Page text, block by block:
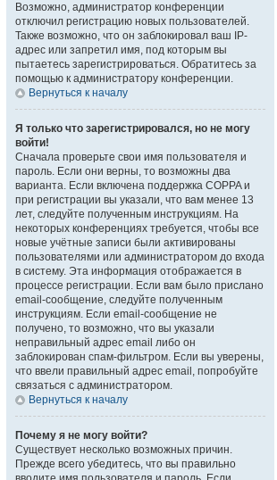
Возможно, администратор конференции
отключил регистрацию новых пользователей.
Также возможно, что он заблокировал ваш IP-
адрес или запретил имя, под которым вы
пытаетесь зарегистрироваться. Обратитесь за
помощью к администратору конференции.
Вернуться к началу
Я только что зарегистрировался, но не могу
войти!
Сначала проверьте свои имя пользователя и
пароль. Если они верны, то возможны два
варианта. Если включена поддержка COPPA и
при регистрации вы указали, что вам менее 13
лет, следуйте полученным инструкциям. На
некоторых конференциях требуется, чтобы все
новые учётные записи были активированы
пользователями или администратором до входа
в систему. Эта информация отображается в
процессе регистрации. Если вам было прислано
email-сообщение, следуйте полученным
инструкциям. Если email-сообщение не
получено, то возможно, что вы указали
неправильный адрес email либо он
заблокирован спам-фильтром. Если вы уверены,
что ввели правильный адрес email, попробуйте
связаться с администратором.
Вернуться к началу
Почему я не могу войти?
Существует несколько возможных причин.
Прежде всего убедитесь, что вы правильно